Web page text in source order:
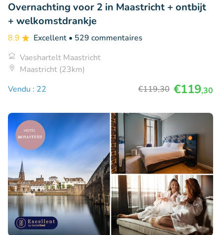
Overnachting voor 2 in Maastricht + ontbijt
+ welkomstdrankje
8.9 Excellent • 529 commentaires
Vaeshartelt Maastricht
Maastricht (23km)
Vendu : 22
€119,30 €119,30